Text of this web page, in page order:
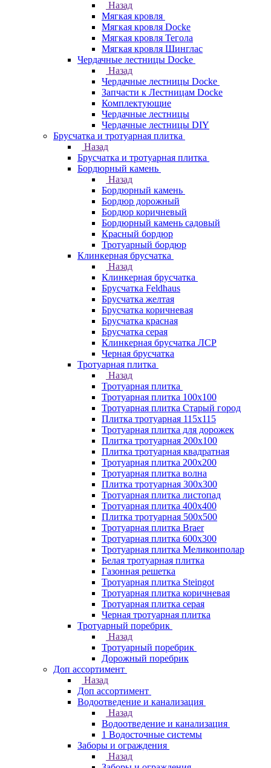
Назад
Мягкая кровля
Мягкая кровля Docke
Мягкая кровля Тегола
Мягкая кровля Шинглас
Чердачные лестницы Docke
Назад
Чердачные лестницы Docke
Запчасти к Лестницам Docke
Комплектующие
Чердачные лестницы
Чердачные лестницы DIY
Брусчатка и тротуарная плитка
Назад
Брусчатка и тротуарная плитка
Бордюрный камень
Назад
Бордюрный камень
Бордюр дорожный
Бордюр коричневый
Бордюрный камень садовый
Красный бордюр
Тротуарный бордюр
Клинкерная брусчатка
Назад
Клинкерная брусчатка
Брусчатка Feldhaus
Брусчатка желтая
Брусчатка коричневая
Брусчатка красная
Брусчатка серая
Клинкерная брусчатка ЛСР
Черная брусчатка
Тротуарная плитка
Назад
Тротуарная плитка
Тротуарная плитка 100x100
Тротуарная плитка Старый город
Плитка тротуарная 115x115
Тротуарная плитка для дорожек
Плитка тротуарная 200х100
Плитка тротуарная квадратная
Тротуарная плитка 200х200
Тротуарная плитка волна
Плитка тротуарная 300х300
Тротуарная плитка листопад
Тротуарная плитка 400х400
Плитка тротуарная 500x500
Тротуарная плитка Braer
Тротуарная плитка 600х300
Тротуарная плитка Меликонполар
Белая тротуарная плитка
Газонная решетка
Тротуарная плитка Steingot
Тротуарная плитка коричневая
Тротуарная плитка серая
Черная тротуарная плитка
Тротуарный поребрик
Назад
Тротуарный поребрик
Дорожный поребрик
Доп ассортимент
Назад
Доп ассортимент
Водоотведение и канализация
Назад
Водоотведение и канализация
1 Водосточные системы
Заборы и ограждения
Назад